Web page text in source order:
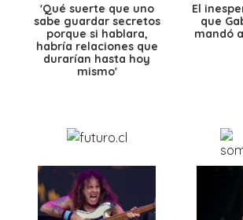
'Qué suerte que uno
sabe guardar secretos
porque si hablara,
habría relaciones que
durarían hasta hoy
mismo'
El
que
mandó